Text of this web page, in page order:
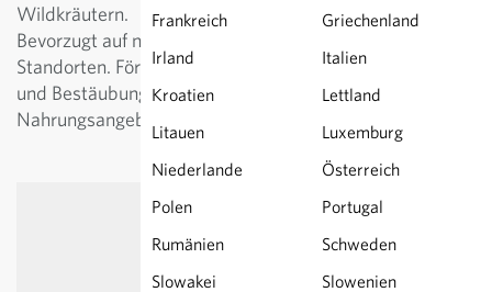
Frankreich
Griechenland
Irland
Italien
Kroatien
Lettland
Litauen
Luxemburg
Niederlande
Österreich
Polen
Portugal
Rumänien
Schweden
Slowakei
Slowenien
Wildkräutern.
Bevorzugt auf nährstoffarmen, steinigen und sonnigen
Standorten. Fördert die natürliche Schädlingsregulierung
und Bestäubung durch ein reichhaltiges
Nahrungsangebot.